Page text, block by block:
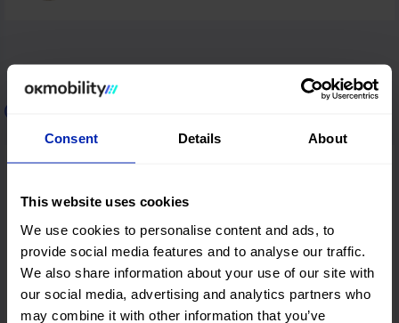
Consent Details About
This website uses cookies
We use cookies to personalise content and ads, to
provide social media features and to analyse our traffic.
We also share information about your use of our site with
our social media, advertising and analytics partners who
may combine it with other information that you’ve
Heraklion